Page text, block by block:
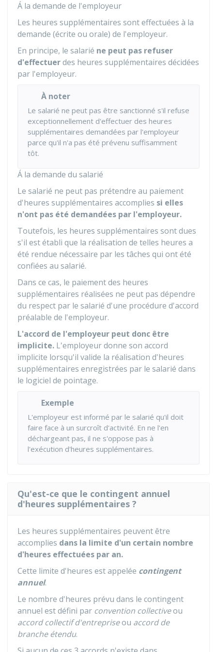
Á la demande de l'employeur
Les heures supplémentaires sont effectuées à la
demande (écrite ou orale) de l'employeur.
En principe, le salarié ne peut pas refuser
d'effectuerdes heures supplémentaires décidées
par l'employeur.
À noter
Le salarié ne peut pas être sanctionné s'il refuse
exceptionnellement d'effectuer des heures
supplémentaires demandées par l'employeur
parce qu'il n'a pas été prévenu suffisamment
tôt.
Á la demande du salarié
Le salarié ne peut pas prétendre au paiement
d'heures supplémentaires accomplies si elles
n'ont pas été demandées par l'employeur.
Toutefois, les heures supplémentaires sont dues
s'il est établi que la réalisation de telles heures a
été rendue nécessaire par les tâches qui ont été
confiées au salarié.
Dans ce cas, le paiement des heures
supplémentaires réalisées ne peut pas dépendre
du respect par le salarié d'une procédure d'accord
préalable de l'employeur.
L'accord de l'employeur peut donc être
implicite. L'employeur donne son accord
implicite lorsqu'il valide la réalisation d'heures
supplémentaires enregistrées par le salarié dans
le logiciel de pointage.
Exemple
L'employeur est informé par le salarié qu'il doit
faire face à un surcroît d'activité. En ne l'en
déchargeant pas, il ne s'oppose pas à
l'exécution d'heures supplémentaires.
Qu'est-ce que le contingent annuel
d'heures supplémentaires ?
Les heures supplémentaires peuvent être
accomplies dans la limite d'un certain nombre
d'heures effectuées par an.
Cette limite d'heures est appelée contingent
annuel.
Le nombre d'heures prévu dans le contingent
annuel est défini par convention collectiveou
accord collectif d'entrepriseou accord de
branche étendu.